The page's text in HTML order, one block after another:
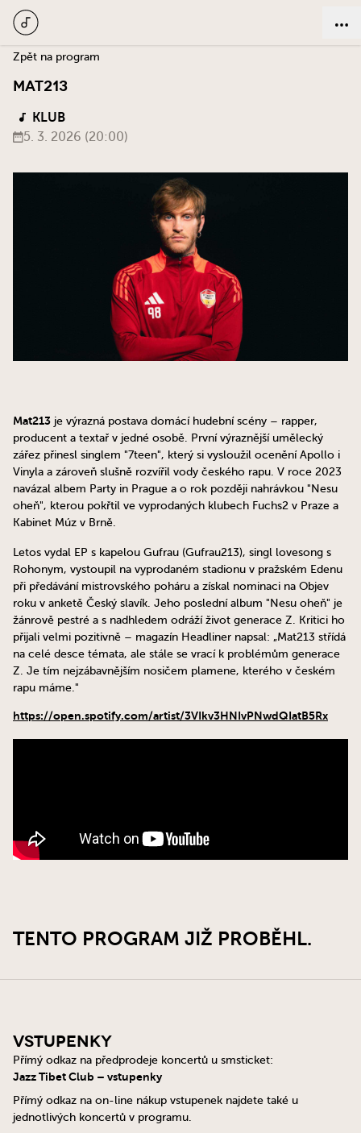
Zpět na program
MAT213
KLUB
5. 3. 2026 (20:00)
Mat213 je výrazná postava domácí hudební scény – rapper,
producent a textař v jedné osobě. První výraznější umělecký
zářez přinesl singlem "7teen", který si vysloužil ocenění Apollo i
Vinyla a zároveň slušně rozvířil vody českého rapu. V roce 2023
navázal albem Party in Prague a o rok později nahrávkou "Nesu
oheň", kterou pokřtil ve vyprodaných klubech Fuchs2 v Praze a
Kabinet Múz v Brně.
Letos vydal EP s kapelou Gufrau (Gufrau213), singl lovesong s
Rohonym, vystoupil na vyprodaném stadionu v pražském Edenu
při předávání mistrovského poháru a získal nominaci na Objev
roku v anketě Český slavík. Jeho poslední album "Nesu oheň" je
žánrově pestré a s nadhledem odráží život generace Z. Kritici ho
přijali velmi pozitivně – magazín Headliner napsal: „Mat213 střídá
na celé desce témata, ale stále se vrací k problémům generace
Z. Je tím nejzábavnějším nosičem plamene, kterého v českém
rapu máme."
https://open.spotify.com/artist/3VIkv3HNIvPNwdQIatB5Rx
TENTO PROGRAM JIŽ PROBĚHL.
Vstupenky
Přímý odkaz na předprodeje koncertů u smsticket:
Jazz Tibet Club – vstupenky
Přímý odkaz na on-line nákup vstupenek najdete také u
jednotlivých koncertů v programu.